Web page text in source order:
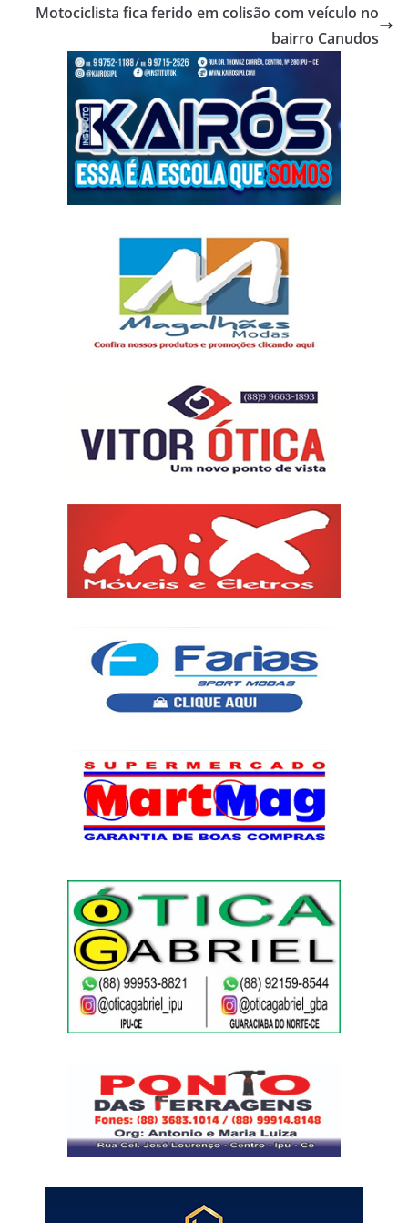
Motociclista fica ferido em colisão com veículo no
bairro Canudos